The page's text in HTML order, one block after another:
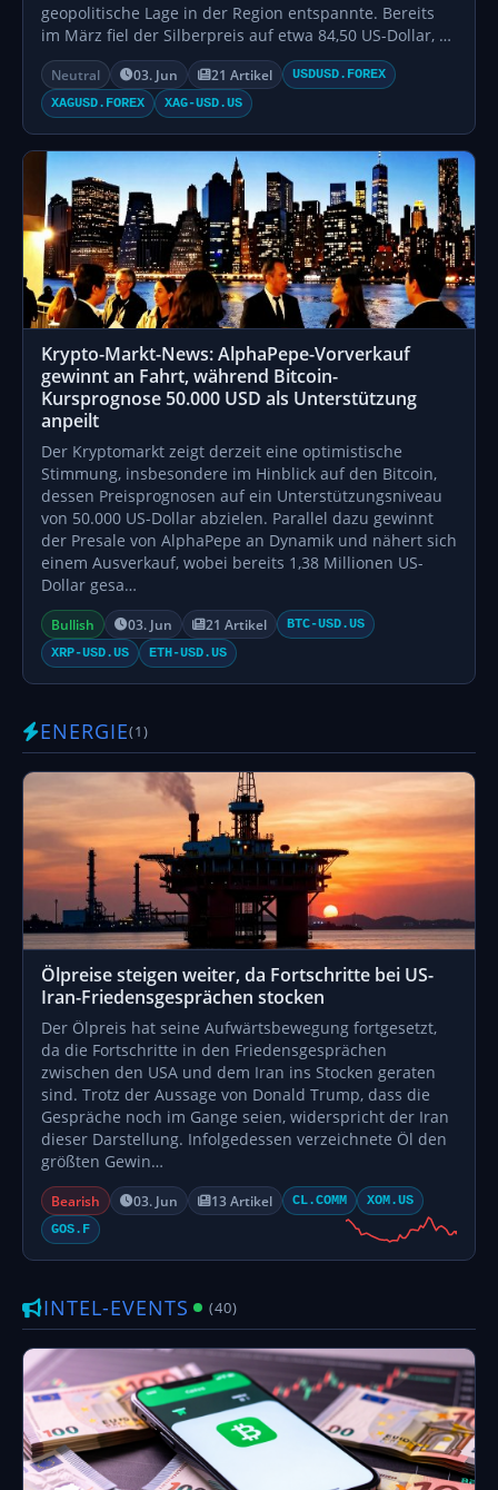
geopolitische Lage in der Region entspannte. Bereits
im März fiel der Silberpreis auf etwa 84,50 US-Dollar, …
Neutral 03. Jun 21 Artikel
USDUSD.FOREX
XAGUSD.FOREX
XAG-USD.US
Krypto-Markt-News: AlphaPepe-Vorverkauf
gewinnt an Fahrt, während Bitcoin-
Kursprognose 50.000 USD als Unterstützung
anpeilt
Der Kryptomarkt zeigt derzeit eine optimistische
Stimmung, insbesondere im Hinblick auf den Bitcoin,
dessen Preisprognosen auf ein Unterstützungsniveau
von 50.000 US-Dollar abzielen. Parallel dazu gewinnt
der Presale von AlphaPepe an Dynamik und nähert sich
einem Ausverkauf, wobei bereits 1,38 Millionen US-
Dollar gesa…
Bullish 03. Jun 21 Artikel
BTC-USD.US
XRP-USD.US
ETH-USD.US
ENERGIE(1)
Ölpreise steigen weiter, da Fortschritte bei US-
Iran-Friedensgesprächen stocken
Der Ölpreis hat seine Aufwärtsbewegung fortgesetzt,
da die Fortschritte in den Friedensgesprächen
zwischen den USA und dem Iran ins Stocken geraten
sind. Trotz der Aussage von Donald Trump, dass die
Gespräche noch im Gange seien, widerspricht der Iran
dieser Darstellung. Infolgedessen verzeichnete Öl den
größten Gewin…
Bearish 03. Jun 13 Artikel CL.COMM
XOM.US
GOS.F
INTEL-EVENTS (40)